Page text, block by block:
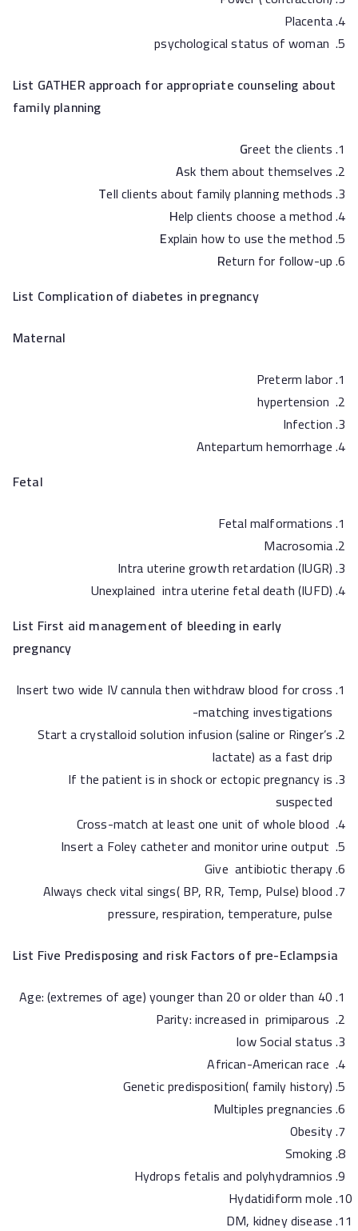
Placenta
List GATHER approach for appropriate counseling about
family planning
Greet the clients
Ask them about themselves
Tell clients about family planning methods
Help clients choose a method
Explain how to use the method
Return for follow-up
List Complication of diabetes in pregnancy
Maternal
Preterm labor
Infection
Antepartum hemorrhage
Fetal
Fetal malformations
Macrosomia
Intra uterine growth retardation (IUGR)
Unexplained intra uterine fetal death (IUFD)
List First aid management of bleeding in early
pregnancy
Insert two wide IV cannula then withdraw blood for cross
-matching investigations
Start a crystalloid solution infusion (saline or Ringer’s
lactate) as a fast drip
If the patient is in shock or ectopic pregnancy is
suspected
Give antibiotic therapy
Always check vital sings( BP, RR, Temp, Pulse) blood
pressure, respiration, temperature, pulse
List Five Predisposing and risk Factors of pre-Eclampsia
Age: (extremes of age) younger than 20 or older than 40
low Social status
Genetic predisposition( family history)
Multiples pregnancies
Obesity
Smoking
Hydrops fetalis and polyhydramnios
Hydatidiform mole
DM, kidney disease